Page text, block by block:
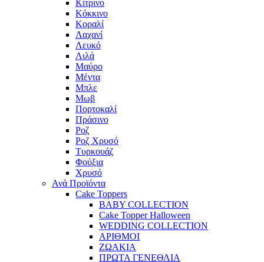
Κίτρινο
Κόκκινο
Κοραλί
Λαχανί
Λευκό
Λιλά
Μαύρο
Μέντα
Μπλε
Μωβ
Πορτοκαλί
Πράσινο
Ροζ
Ροζ Χρυσό
Τυρκουάζ
Φούξια
Χρυσό
Ανά Προϊόντα
Cake Toppers
BABY COLLECTION
Cake Topper Halloween
WEDDING COLLECTION
ΑΡΙΘΜΟΙ
ΖΩΑΚΙΑ
ΠΡΩΤΑ ΓΕΝΕΘΛΙΑ